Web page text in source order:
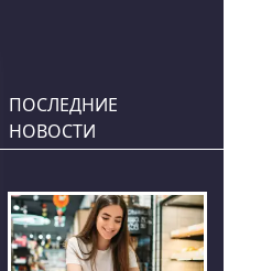
ПОСЛЕДНИЕ
НОВОСТИ